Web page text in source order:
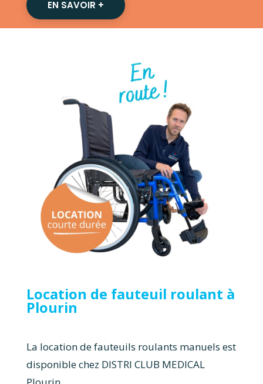
EN SAVOIR +
Location de fauteuil roulant à
Plourin
La location de fauteuils roulants manuels est
disponible chez DISTRI CLUB MEDICAL